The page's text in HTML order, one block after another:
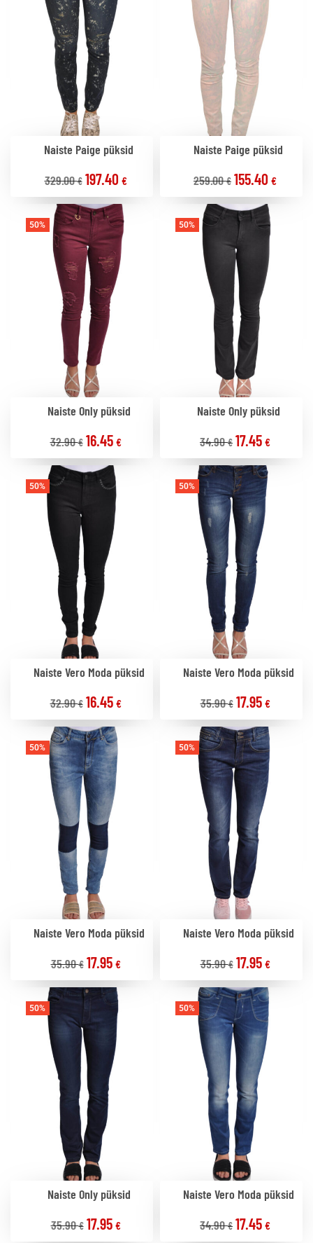
Naiste Paige püksid
329.00€ 197.40 €
Naiste Paige püksid
259.00€ 155.40 €
50%
Naiste Only püksid
32.90€ 16.45 €
50%
Naiste Only püksid
34.90€ 17.45 €
50%
Naiste Vero Moda püksid
32.90€ 16.45 €
50%
Naiste Vero Moda püksid
35.90€ 17.95 €
50%
Naiste Vero Moda püksid
35.90€ 17.95 €
50%
Naiste Vero Moda püksid
35.90€ 17.95 €
50%
Naiste Only püksid
35.90€ 17.95 €
50%
Naiste Vero Moda püksid
34.90€ 17.45 €